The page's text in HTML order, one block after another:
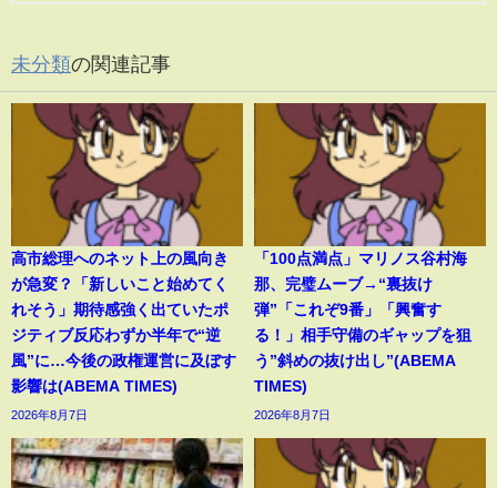
未分類の関連記事
高市総理へのネット上の風向き
が急変？「新しいこと始めてく
れそう」期待感強く出ていたポ
ジティブ反応わずか半年で“逆
風”に…今後の政権運営に及ぼす
影響は(ABEMA TIMES)
2026年8月7日
「100点満点」マリノス谷村海
那、完璧ムーブ→“裏抜け
弾”「これぞ9番」「興奮す
る！」相手守備のギャップを狙
う”斜めの抜け出し”(ABEMA
TIMES)
2026年8月7日